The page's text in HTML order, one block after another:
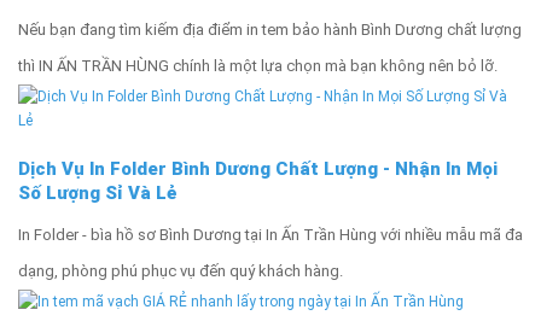
Nếu bạn đang tìm kiếm địa điểm in tem bảo hành Bình Dương chất lượng
thì IN ẤN TRẦN HÙNG chính là một lựa chọn mà bạn không nên bỏ lỡ.
Dịch Vụ In Folder Bình Dương Chất Lượng - Nhận In Mọi
Số Lượng Sỉ Và Lẻ
In Folder - bìa hồ sơ Bình Dương tại In Ấn Trần Hùng với nhiều mẫu mã đa
dạng, phòng phú phục vụ đến quý khách hàng.